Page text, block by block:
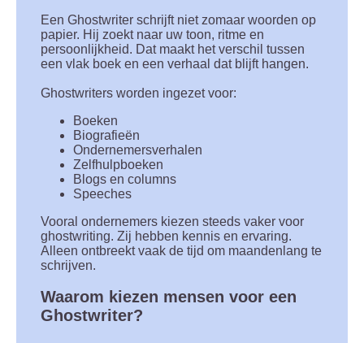
Een Ghostwriter schrijft niet zomaar woorden op
papier. Hij zoekt naar uw toon, ritme en
persoonlijkheid. Dat maakt het verschil tussen
een vlak boek en een verhaal dat blijft hangen.
Ghostwriters worden ingezet voor:
Boeken
Biografieën
Ondernemersverhalen
Zelfhulpboeken
Blogs en columns
Speeches
Vooral ondernemers kiezen steeds vaker voor
ghostwriting. Zij hebben kennis en ervaring.
Alleen ontbreekt vaak de tijd om maandenlang te
schrijven.
Waarom kiezen mensen voor een
Ghostwriter?